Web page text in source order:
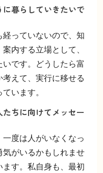
暮らしていきたいで
っていないので、知
内する立場として、
です。どうしたら富
えて、実行に移せる
います。
ちに向けてメッセー
度は人がいなくなっ
がいるかもしれませ
す。私自身も、最初